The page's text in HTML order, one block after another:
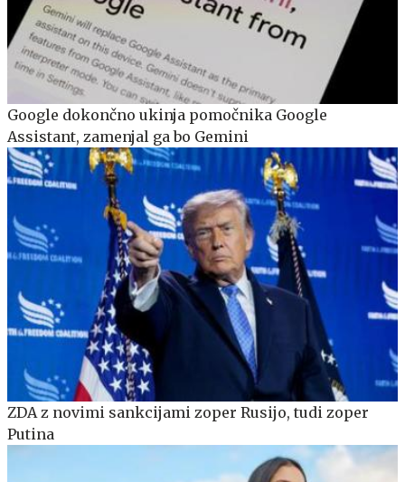
Google dokončno ukinja pomočnika Google
Assistant, zamenjal ga bo Gemini
ZDA z novimi sankcijami zoper Rusijo, tudi zoper
Putina